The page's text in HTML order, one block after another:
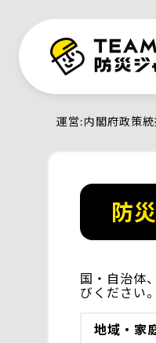
運営 内閣府政策統
防
国・自治体
びください。
地域・家